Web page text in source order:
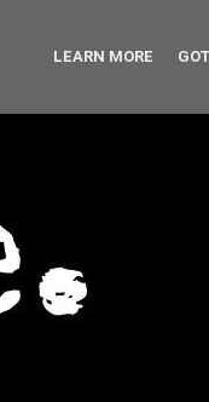
LEARN MORE